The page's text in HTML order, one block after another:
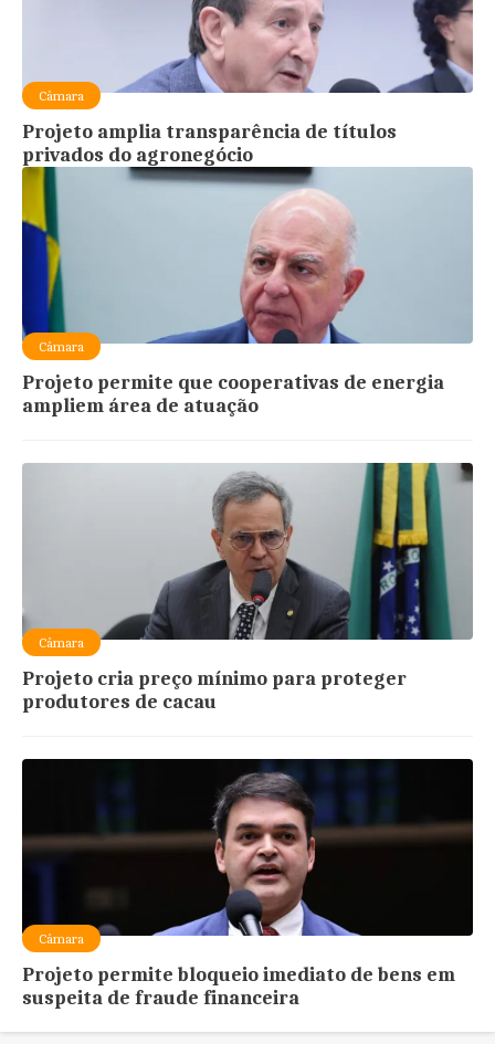
Câmara
Projeto amplia transparência de títulos
privados do agronegócio
Câmara
Projeto permite que cooperativas de energia
ampliem área de atuação
Câmara
Projeto cria preço mínimo para proteger
produtores de cacau
Câmara
Projeto permite bloqueio imediato de bens em
suspeita de fraude financeira